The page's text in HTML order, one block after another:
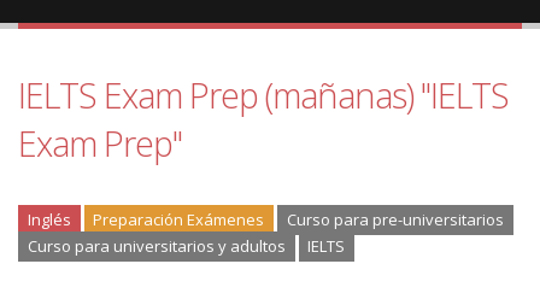
IELTS Exam Prep (mañanas) "IELTS
Exam Prep"
Inglés Preparación Exámenes
Curso para pre-universitarios
Curso para universitarios y adultos
IELTS